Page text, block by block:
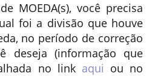
MOEDA(s), você precisa
foi a divisão que houve
no período de correção
deseja (informação que
no link aqui ou no